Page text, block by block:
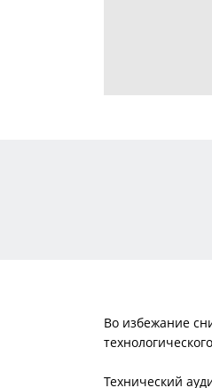
Во избежание
Технический